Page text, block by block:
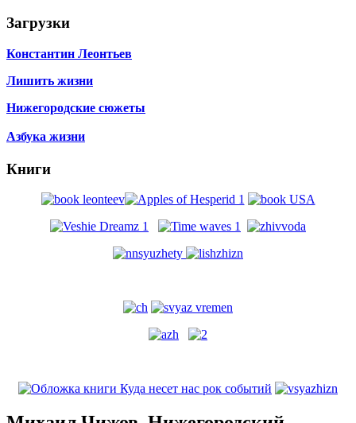
Загрузки
Константин Леонтьев
Лишить жизни
Нижегородские сюжеты
Азбука жизни
Книги